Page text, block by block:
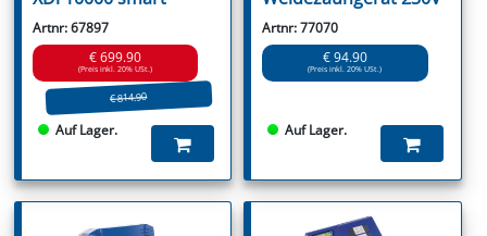
Artnr: 67897
€ 699.90
(Preis inkl. 20% USt.)
€ 814.90
Auf Lager.
Artnr: 77070
€ 94.90
(Preis inkl. 20% USt.)
Auf Lager.